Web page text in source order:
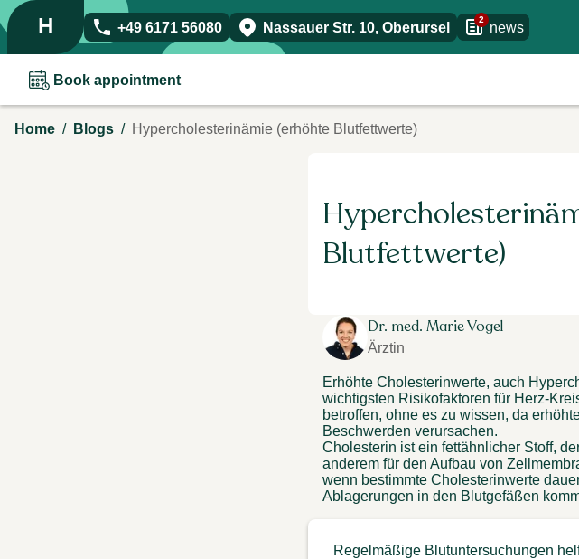
H +49 6171 56080 Nassauer Str. 10, Oberursel 2 news
Book appointment
Home / Blogs / Hypercholesterinämie (erhöhte Blutfettwerte)
Blutfettwerte)
Dr. med. Marie Vogel
Ärztin
Erhöhte Cholesterinwerte, auch
wichtigsten Risikofaktoren für Herz-
betroffen, ohne es zu wissen, da
Beschwerden verursachen.
Cholesterin ist ein fettähnlicher Stoff,
anderem für den Aufbau von
wenn bestimmte Cholesterinwerte
Ablagerungen in den Blutgefäßen
Regelmäßige Blutuntersuchungen